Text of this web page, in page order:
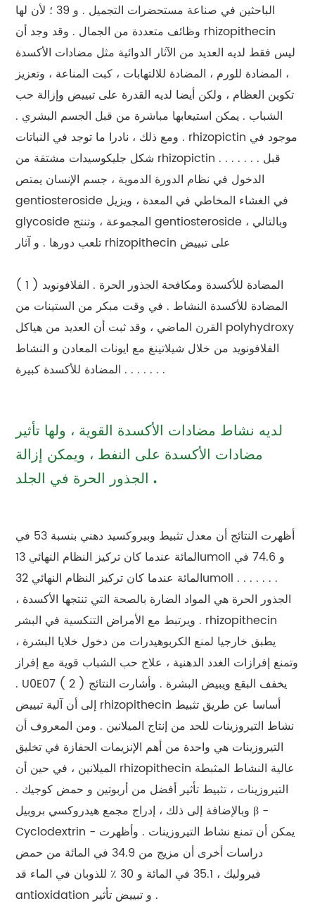
الباحثين في صناعة مستحضرات التجميل . و 39 ؛ لأن لها
وظائف متعددة من الجمال . وقد وجد أن rhizopithecin
ليس فقط لديه العديد من الآثار الدوائية مثل مضادات الأكسدة
، المضادة للورم ، المضادة للالتهابات ، كبت المناعة ، وتعزيز
تكوين العظام ، ولكن أيضا لديه القدرة على تبييض وإزالة حب
الشباب . يمكن استيعابها مباشرة من قبل الجسم البشري .
ومع ذلك ، نادرا ما توجد في النباتات . rhizopictin موجود في
شكل جليكوسيدات مشتقة من rhizopictin . . . . . . . قبل
الدخول في نظام الدورة الدموية ، جسم الإنسان يمتص
gentiosteroside في الغشاء المخاطي في المعدة ، ويزيل
glycoside المجموعة ، وتنتج gentiosteroside ، وبالتالي
تلعب دورها . و آثار rhizopithecin على تبييض
( 1 ) المضادة للأكسدة ومكافحة الجذور الحرة . الفلافونويد
المضادة للأكسدة النشاط . في وقت مبكر من الستينات من
القرن الماضي ، وقد ثبت أن العديد من هياكل polyhydroxy
الفلافونويد من خلال شيلاتينغ مع ايونات المعادن و النشاط
المضادة للأكسدة كبيرة . . . . . . .
لديه نشاط مضادات الأكسدة القوية ، ولها تأثير
مضادات الأكسدة على النفط ، ويمكن إزالة
الجذور الحرة في الجلد .
أظهرت النتائج أن معدل تثبيط وبيروكسيد دهني بنسبة 53 في
المائة عندما كان تركيز النظام النهائي 13umoll و 74.6 في
المائة عندما كان تركيز النظام النهائي 32umoll . . . . . . .
الجذور الحرة هي المواد الضارة بالصحة التي تنتجها الأكسدة ،
ويرتبط مع الأمراض التنكسية في البشر . rhizopithecin
يطبق خارجيا لمنع الكربوهيدرات من دخول خلايا البشرة ،
وتمنع إفرازات الغدد الدهنية ، علاج حب الشباب قوية مع إفراز
. U0E07 ( 2 ) يخفف البقع ويبيض البشرة . وأشارت النتائج
إلى أن آلية تبييض rhizopithecin أساسا عن طريق تثبيط
نشاط التيروزينات للحد من إنتاج الميلانين . ومن المعروف أن
التيروزينات هي واحدة من أهم الإنزيمات الحفازة في تخليق
الميلانين ، في حين أن rhizopithecin عالية النشاط المثبطة
التيروزينات ، تثبيط تأثير أفضل من أربوتين و حمض كوجيك .
وبالإضافة إلى ذلك ، إدراج مجمع هيدروكسي بروبيل β -
Cyclodextrin - يمكن أن تمنع نشاط التيروزينات . وأظهرت
دراسات أخرى أن مزيج من 34.9 في المائة من حمض
فيروليك ، 35.1 في المائة و 30 ٪ للذوبان في الماء قد
antioxidation و تبييض تأثير .